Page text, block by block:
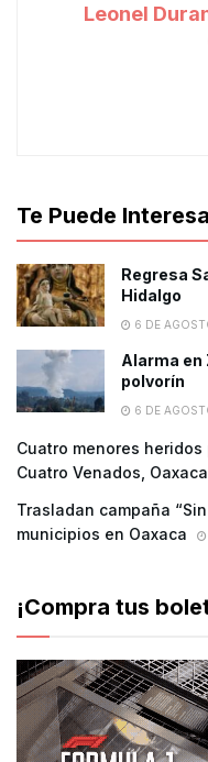
Leonel
Te Puede
Regresa
Hidalgo
6 DE
Alarma en
polvorín
6 DE
Cuatro menores
Cuatro Venados, Oaxaca
Trasladan campaña
municipios en Oaxaca
¡Compra tus